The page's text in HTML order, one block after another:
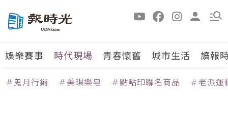
娛樂賽事 時代現場 青春懷舊 城市生活 讀報
＃鬼月行銷 ＃美琪樂皂 ＃點點印聯名商品 ＃老派運